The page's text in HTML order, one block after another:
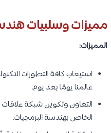
مميزات وسلبيات
المميزات:
استيعاب كافة التطورات
عالمنا يومًا بعد يوم.
التعاون وتكوين شبكة
الخاص بهندسة البرمجيات.